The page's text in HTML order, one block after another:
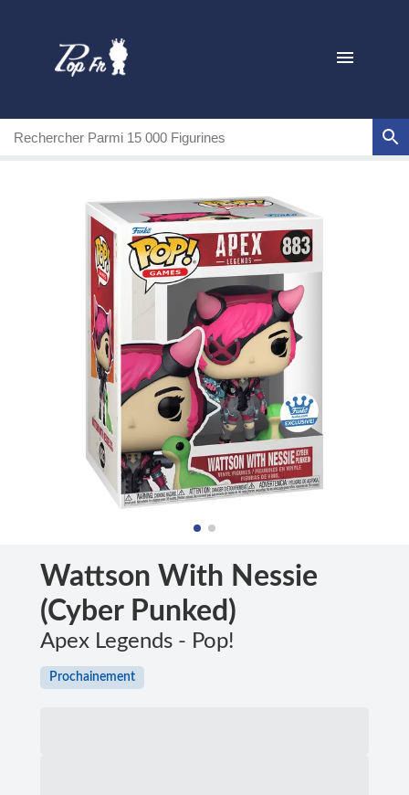
Wattson With Nessie
(Cyber Punked)
Apex Legends - Pop!
Prochainement